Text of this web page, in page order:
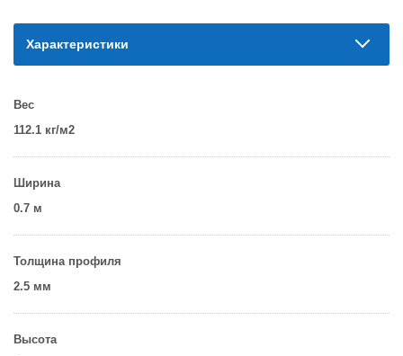
Характеристики
Вес
112.1 кг/м2
Ширина
0.7 м
Толщина профиля
2.5 мм
Высота